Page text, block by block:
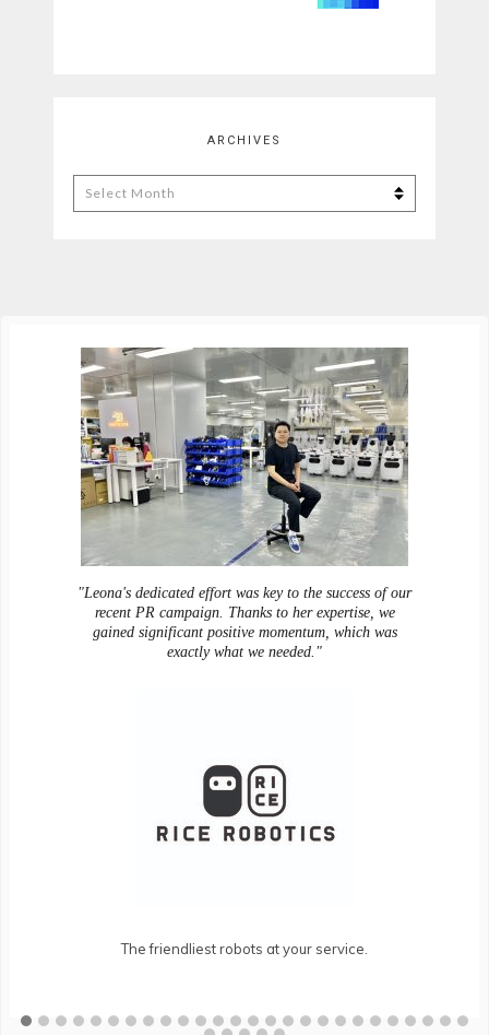
ARCHIVES
Archives
"Leona's dedicated effort was key to the success of our
recent PR campaign. Thanks to her expertise, we
gained significant positive momentum, which was
exactly what we needed."
The friendliest robots at your service.